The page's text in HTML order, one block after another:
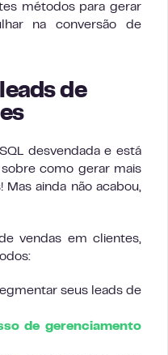
métodos para gerar
na conversão de
de
desvendada e está
como gerar mais
Mas ainda não acabou,
vendas em clientes,
seus leads de
de gerenciamento